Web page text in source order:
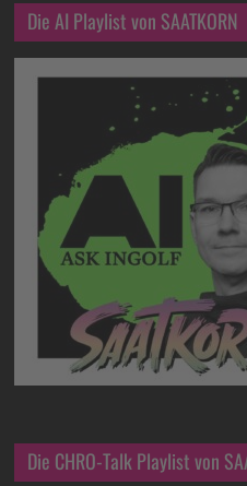
Die AI Playlist von SAATKORN
Die CHRO-Talk Playlist von